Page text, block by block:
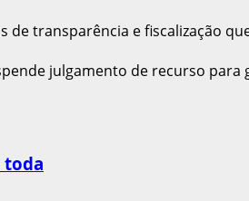
transparência e fiscalização
toda